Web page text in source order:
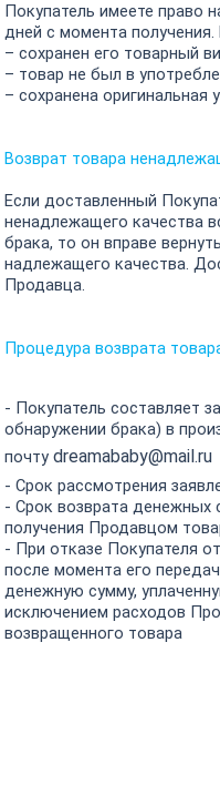
Покупатель имеете право
дней с момента
– сохранен его товарный
– товар не был в
– сохранена оригинальная
Возврат товара
Если доставленный
ненадлежащего качества
брака, то он вправе
надлежащего качества.
Продавца.
Процедура возврата
- Покупатель составляет
обнаружении брака) в
почтуdreamababy@mail.ru
- Срок рассмотрения
- Срок возврата денежных
получения Продавцом
- При отказе Покупателя
после момента его
денежную сумму,
исключением расходов
возвращенного товара